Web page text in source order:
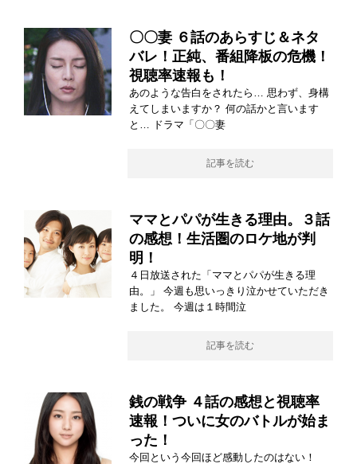
〇〇妻 ６話のあらすじ＆ネタ
バレ！正純、番組降板の危機！
視聴率速報も！
あのような告白をされたら… 思わず、身構
えてしまいますか？ 何の話かと言います
と… ドラマ「〇〇妻
記事を読む
ママとパパが生きる理由。３話
の感想！生活圏のロケ地が判
明！
４日放送された「ママとパパが生きる理
由。」 今週も思いっきり泣かせていただき
ました。 今週は１時間泣
記事を読む
銭の戦争 ４話の感想と視聴率
速報！ついに女のバトルが始ま
った！
今回という今回ほど感動したのはない！